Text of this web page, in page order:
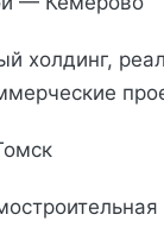
холдинг,